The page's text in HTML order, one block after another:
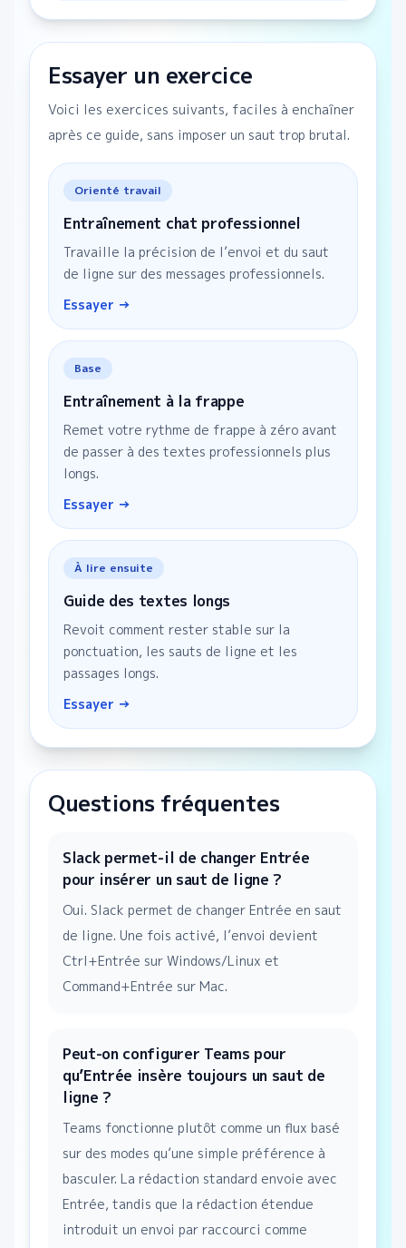
Essayer un exercice
Voici les exercices suivants, faciles à enchaîner
après ce guide, sans imposer un saut trop brutal.
Orienté travail
Entraînement chat professionnel
Travaille la précision de l’envoi et du saut
de ligne sur des messages professionnels.
Essayer →
Base
Entraînement à la frappe
Remet votre rythme de frappe à zéro avant
de passer à des textes professionnels plus
longs.
Essayer →
À lire ensuite
Guide des textes longs
Revoit comment rester stable sur la
ponctuation, les sauts de ligne et les
passages longs.
Essayer →
Questions fréquentes
Slack permet-il de changer Entrée
pour insérer un saut de ligne ?
Oui. Slack permet de changer Entrée en saut
de ligne. Une fois activé, l’envoi devient
Ctrl+Entrée sur Windows/Linux et
Command+Entrée sur Mac.
Peut-on configurer Teams pour
qu’Entrée insère toujours un saut de
ligne ?
Teams fonctionne plutôt comme un flux basé
sur des modes qu’une simple préférence à
basculer. La rédaction standard envoie avec
Entrée, tandis que la rédaction étendue
introduit un envoi par raccourci comme